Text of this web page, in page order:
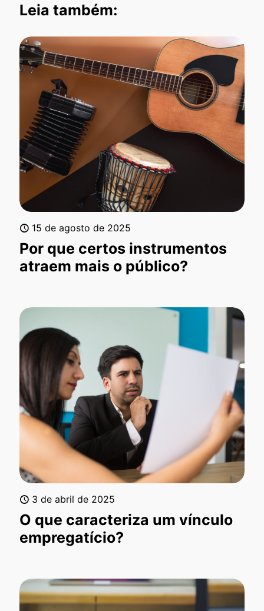
Leia também:
15 de agosto de 2025
Por que certos instrumentos
atraem mais o público?
3 de abril de 2025
O que caracteriza um vínculo
empregatício?